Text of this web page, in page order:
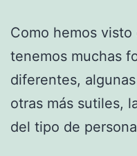
Como hemos visto
tenemos muchas
diferentes,
otras más sutiles,
del tipo de